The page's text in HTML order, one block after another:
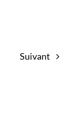
Suivant